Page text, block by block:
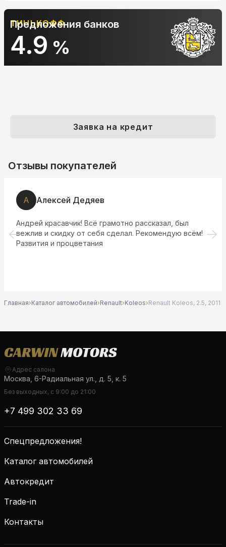
АЛЬФА-БАНК
10.9%
Предложения банков
Заявка на кредит
Отзывы покупателей
А Алексей Дедяев
Андрей красавчик! Всё грамотно рассказал, был
вежлив и скидку от себя сделал. Рекомендую всём!
Развития и процветания
Главная›Каталог автомобилей›Renault›Koleos›Renault Koleos, 2.5, 2011
Адрес салона
Москва, 6-Радиальная ул., д. 5, к. 5
Без выходных, с 9:00 до 21:00
+7 499 302 33 69
Спецпредложения!
Каталог автомобилей
Автокредит
Trade-in
Контакты